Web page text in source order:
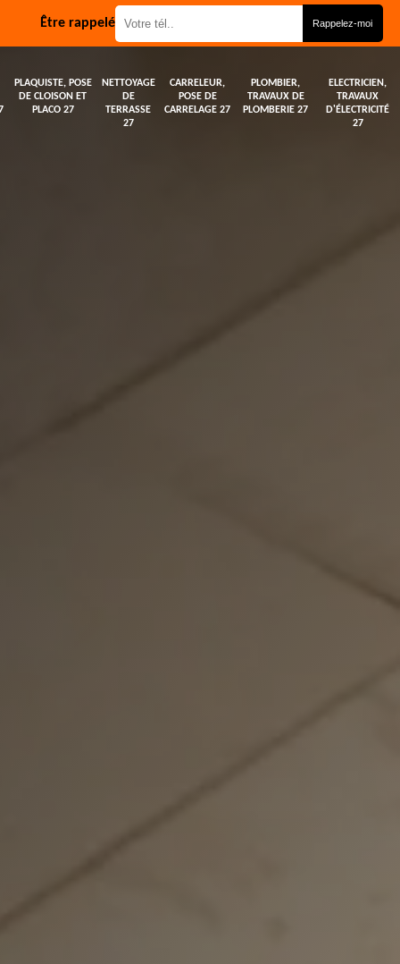
Être rappelé
PLAQUISTE, POSE
DE CLOISON ET
PLACO 27
NETTOYAGE
DE
TERRASSE
27
CARRELEUR,
POSE DE
CARRELAGE 27
PLOMBIER,
TRAVAUX DE
PLOMBERIE 27
ELECTRICIEN,
TRAVAUX
D'ÉLECTRICITÉ
27